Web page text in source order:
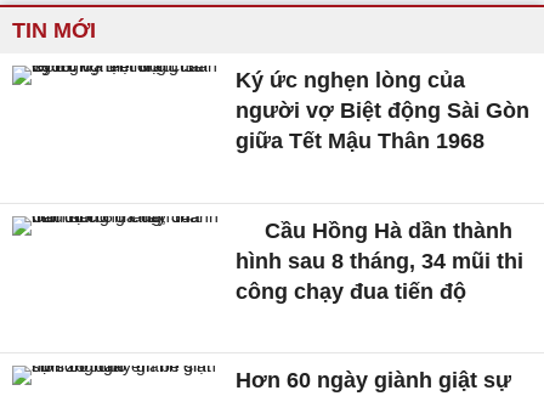
TIN MỚI
Ký ức nghẹn lòng của
người vợ Biệt động Sài Gòn
giữa Tết Mậu Thân 1968
Cầu Hồng Hà dần thành
hình sau 8 tháng, 34 mũi thi
công chạy đua tiến độ
Hơn 60 ngày giành giật sự